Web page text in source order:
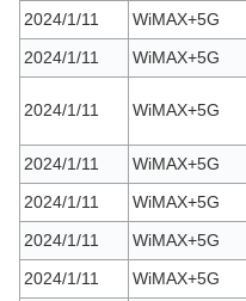
2024/1/11
WiMAX+5G
2024/1/11
WiMAX+5G
2024/1/11 WiMAX+5G
2024/1/11 WiMAX+5G
2024/1/11
WiMAX+5G
2024/1/11
WiMAX+5G
2024/1/11
WiMAX+5G